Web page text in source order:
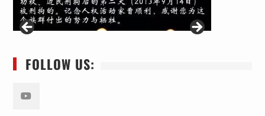
FOLLOW US: